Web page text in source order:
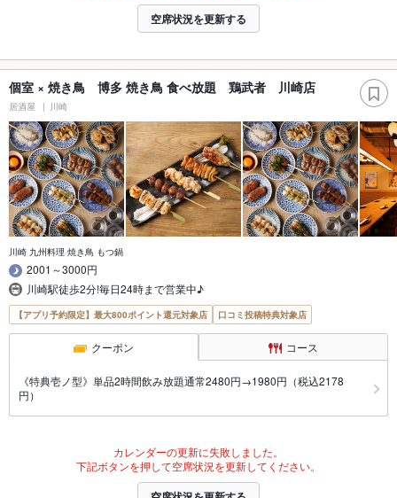
空席状況を更新する
個室 × 焼き鳥 博多 焼き鳥 食べ放題 鶏武者 川崎店
居酒屋 川崎
川崎 九州料理 焼き鳥 もつ鍋
2001～3000円
川崎駅徒歩2分!毎日24時まで営業中♪
【アプリ予約限定】最大800ポイント還元対象店 口コミ投稿特典対象店
クーポン コース
《特典壱ノ型》単品2時間飲み放題通常2480円→1980円（税込2178
円）
カレンダーの更新に失敗しました。
下記ボタンを押して空席状況を更新してください。